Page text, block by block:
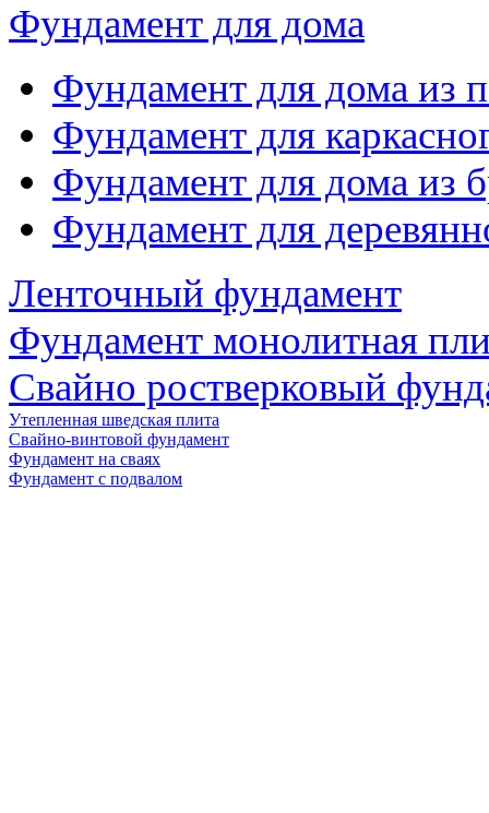
Фундамент для дома
Фундамент для дома из
Фундамент для
Фундамент для дома из
Фундамент для
Ленточный фундамент
Фундамент монолитная
Свайно ростверковый
Утепленная шведская плита
Свайно-винтовой фундамент
Фундамент на сваях
Фундамент с подвалом